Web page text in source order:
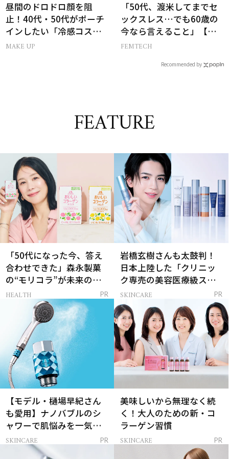
昼間のドロドロ顔を阻
止！40代・50代がポーチ
インしたい「冷感コス
メ」5選
MAKE UP
「50代、渡米してまでセ
ックスレス…でも60歳の
今なら言えること」【セ
ックスレス AND THE
FEMTECH
Recommended by
FEATURE
「50代になった今、答え
合わせできた」森永製菓
の“モリコラ”が未来のキ
レイを連れてくる！
HEALTH PR
岩橋玄樹さんも太鼓判！
日本上陸した「クリニッ
ク専売の美容医療級スキ
ンケア」
SKINCARE PR
【モデル・樋場早紀さん
も愛用】ナノバブルのシ
ャワーで肌悩みを一気に
解決
SKINCARE PR
美味しいから無理なく続
く！大人のための新・コ
ラーゲン習慣
SKINCARE PR